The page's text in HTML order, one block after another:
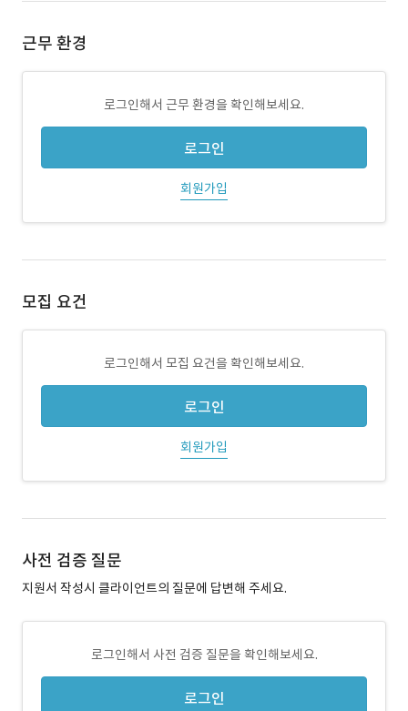
근무 환경
로그인해서 근무 환경을 확인해보세요.
로그인
회원가입
모집 요건
로그인해서 모집 요건을 확인해보세요.
로그인
회원가입
사전 검증 질문
지원서 작성시 클라이언트의 질문에 답변해 주세요.
로그인해서 사전 검증 질문을 확인해보세요.
로그인